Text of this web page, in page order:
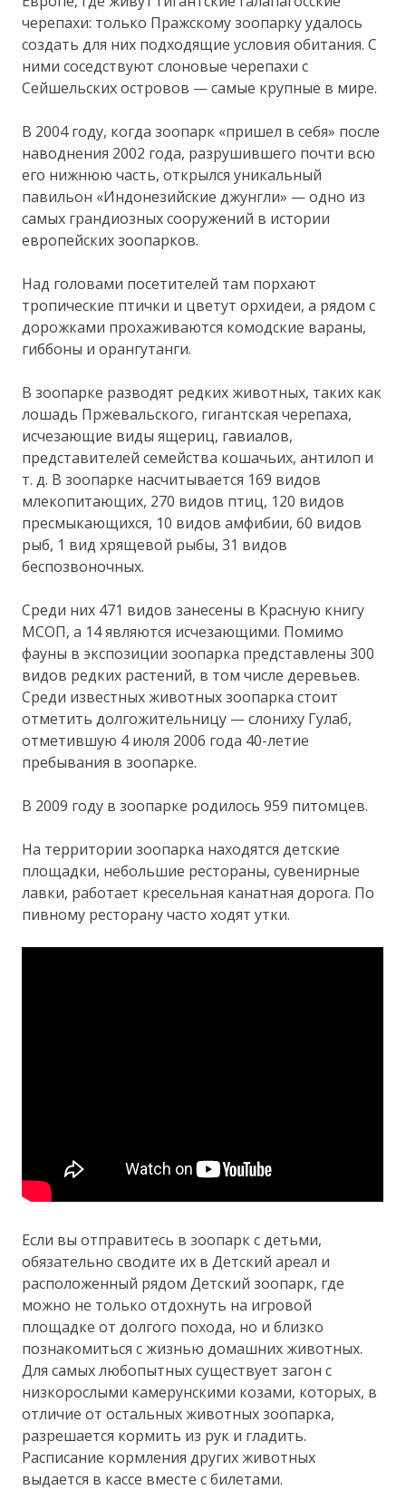
черепахи: только Пражскому зоопарку удалось
создать для них подходящие условия обитания. С
ними соседствуют слоновые черепахи с
Сейшельских островов — самые крупные в мире.
В 2004 году, когда зоопарк «пришел в себя» после
наводнения 2002 года, разрушившего почти всю
его нижнюю часть, открылся уникальный
павильон «Индонезийские джунгли» — одно из
самых грандиозных сооружений в истории
европейских зоопарков.
Над головами посетителей там порхают
тропические птички и цветут орхидеи, а рядом с
дорожками прохаживаются комодские вараны,
гиббоны и орангутанги.
В зоопарке разводят редких животных, таких как
лошадь Пржевальского, гигантская черепаха,
исчезающие виды ящериц, гавиалов,
представителей семейства кошачьих, антилоп и
т. д. В зоопарке насчитывается 169 видов
млекопитающих, 270 видов птиц, 120 видов
пресмыкающихся, 10 видов амфибии, 60 видов
рыб, 1 вид хрящевой рыбы, 31 видов
беспозвоночных.
Среди них 471 видов занесены в Красную книгу
МСОП, а 14 являются исчезающими. Помимо
фауны в экспозиции зоопарка представлены 300
видов редких растений, в том числе деревьев.
Среди известных животных зоопарка стоит
отметить долгожительницу — слониху Гулаб,
отметившую 4 июля 2006 года 40-летие
пребывания в зоопарке.
В 2009 году в зоопарке родилось 959 питомцев.
На территории зоопарка находятся детские
площадки, небольшие рестораны, сувенирные
лавки, работает кресельная канатная дорога. По
пивному ресторану часто ходят утки.
Если вы отправитесь в зоопарк с детьми,
обязательно сводите их в Детский ареал и
расположенный рядом Детский зоопарк, где
можно не только отдохнуть на игровой
площадке от долгого похода, но и близко
познакомиться с жизнью домашних животных.
Для самых любопытных существует загон с
низкорослыми камерунскими козами, которых, в
отличие от остальных животных зоопарка,
разрешается кормить из рук и гладить.
Расписание кормления других животных
выдается в кассе вместе с билетами.